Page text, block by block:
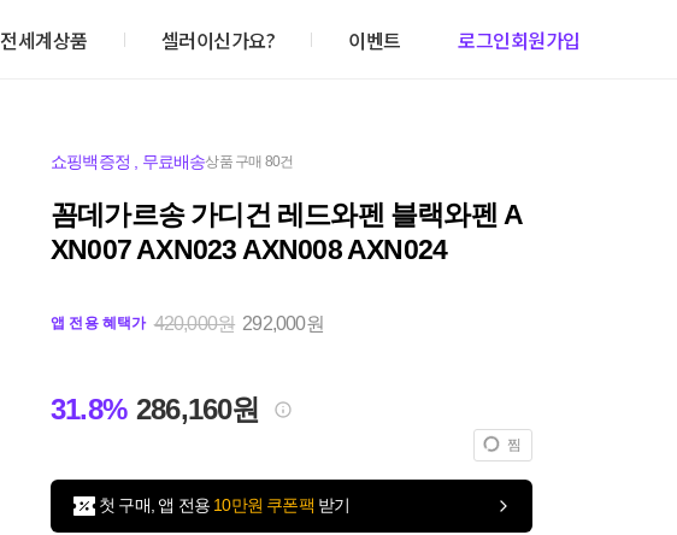
전세계상품 셀러이신가요? 이벤트 로그인회원가입
쇼핑백증정 무료배송상품 구매 80건
꼼데가르송 가디건 레드와펜 블랙와펜 A
XN007 AXN023 AXN008 AXN024
앱 전용 혜택가 420,000원 292,000원
31.8% 286,160원
찜
첫 구매, 앱 전용 10만원 쿠폰팩 받기